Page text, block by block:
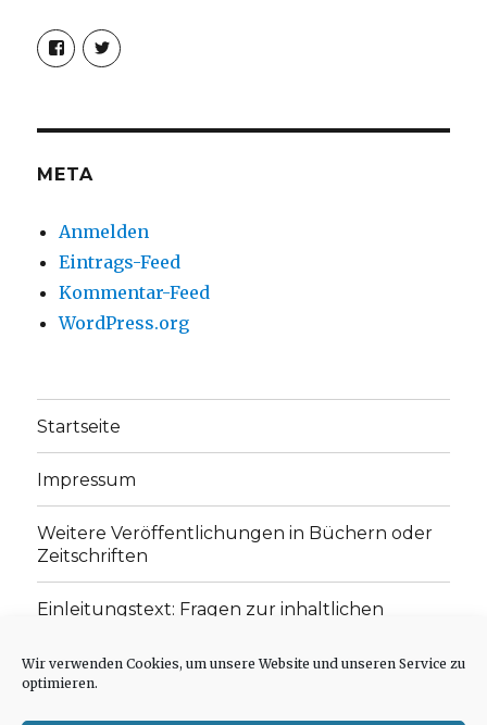
Wir verwenden Cookies, um unsere Website und unseren Service zu
optimieren.
Profil
von
christoph.fleischer1
anzeigen
Profil
von
anzeigen
META
Anmelden
Eintrags-Feed
Kommentar-Feed
WordPress.org
Startseite
Impressum
Weitere Veröffentlichungen in Büchern oder
Zeitschriften
Einleitungstext: Fragen zur inhaltlichen
„schwachen Glaubens“